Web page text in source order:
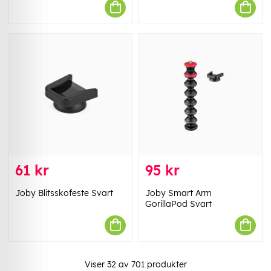
61 kr
Joby Blitsskofeste Svart
95 kr
Joby Smart Arm
GorillaPod Svart
Viser 32av 701produkter